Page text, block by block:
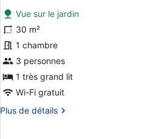
Double
Deluxe
photos
pour
ce
type
de
chambre :
Chambre
Deluxe,
terrasse,
Vue sur le jardin
30 m²
1 chambre
3 personnes
1 très grand lit
Wi-Fi gratuit
Plus de détails
Plus